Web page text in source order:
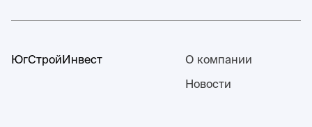
ЮгСтройИнвест
О компании
Новости